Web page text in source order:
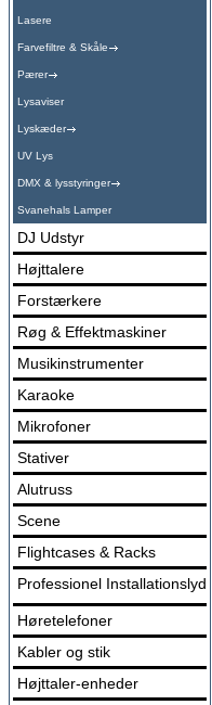
Lasere
Farvefiltre & Skåle
Pærer
Lysaviser
Lyskæder
UV Lys
DMX & lysstyringer
Svanehals Lamper
DJ Udstyr
Højttalere
Forstærkere
Røg & Effektmaskiner
Musikinstrumenter
Karaoke
Mikrofoner
Stativer
Alutruss
Scene
Flightcases & Racks
Professionel Installationslyd
Høretelefoner
Kabler og stik
Højttaler-enheder